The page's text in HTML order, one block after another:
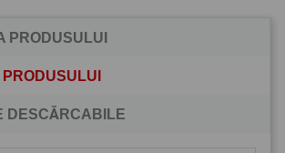
PRODUSULUI
DESCĂRCABILE